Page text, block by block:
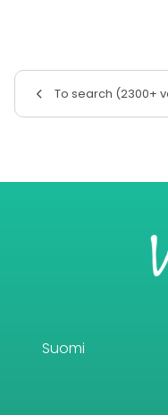
To search (2300+
Suomi